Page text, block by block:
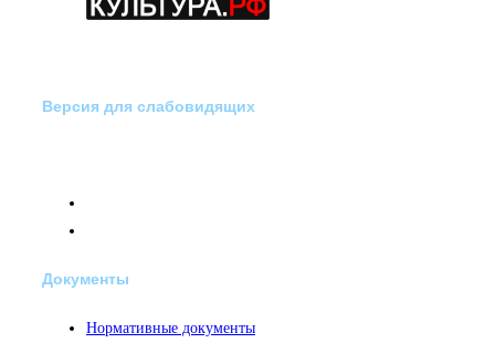
Версия для слабовидящих
Документы
Нормативные документы